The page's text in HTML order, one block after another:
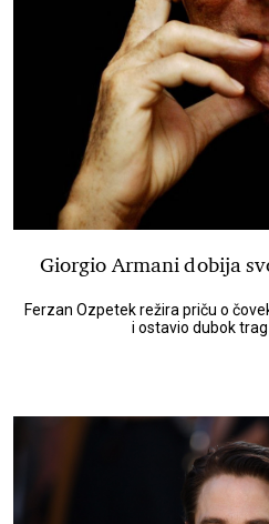
Giorgio Armani dobija
Ferzan Ozpetek režira priču o
i ostavio dubok